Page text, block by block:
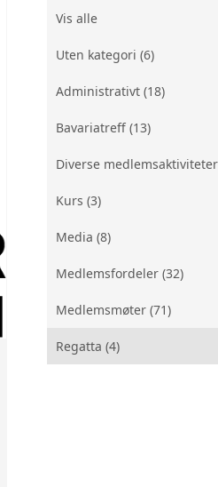
PÅ SOSIALE MEDIER
ÅRSMØTER
Vis alle
Uten kategori (6)
Administrativt (18)
Bavariatreff (13)
Diverse
Kurs (3)
Media (8)
Medlemsfordeler (32)
Medlemsmøter (71)
Regatta (4)